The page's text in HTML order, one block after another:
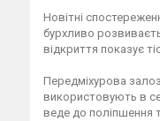
Новітні
бурхливо
відкриття показує
Передміхурова
використовують в
веде до поліпшення